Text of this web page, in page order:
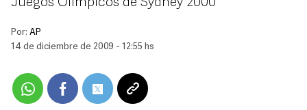
Juegos Olímpicos de Sydney 2000
Por: AP
14 de diciembre de 2009 - 12:55 hs